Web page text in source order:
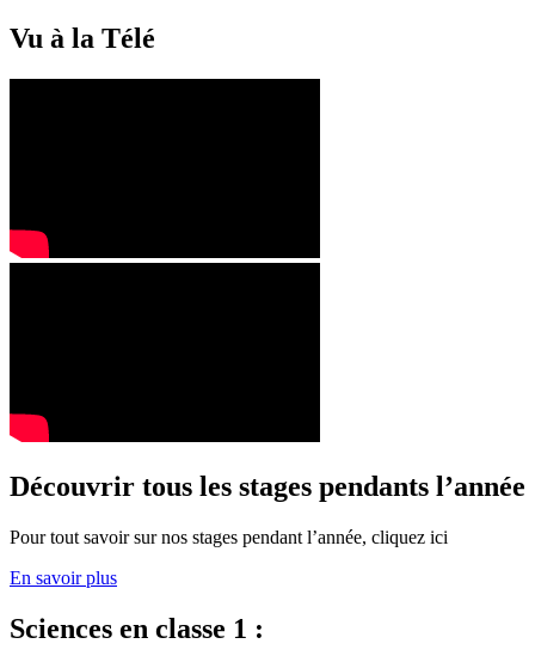
Vu à la Télé
Découvrir tous les stages pendants l’année
Pour tout savoir sur nos stages pendant l’année, cliquez ici
En savoir plus
Sciences en classe 1 :